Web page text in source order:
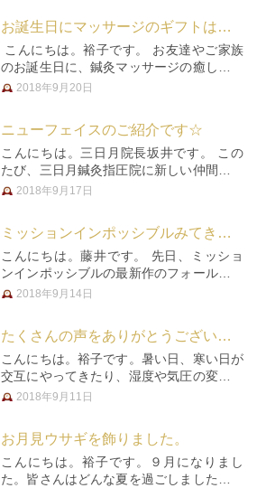
ている患者様からプレゼントして…
お誕生日にマッサージのギフトはいかがですか？
こんにちは。裕子です。 お友達やご家族
のお誕生日に、鍼灸マッサージの癒しをプ
レゼントしませんか？ 「お誕生日おめで
く心もほぐれる時間を、あなた…
2018年9月20日
ニューフェイスのご紹介です☆
こんにちは。三日月院長坂井です。 この
たび、三日月鍼灸指圧院に新しい仲間が加
わりましたのでご紹介します！鍼灸師とし
たママさん鍼灸師さんです。まだ…
2018年9月17日
ミッションインポッシブルみてきました！
こんにちは。藤井です。 先日、ミッショ
ンインポッシブルの最新作のフォールアウ
トを観てきました(`･ ω･´)ゞ 公開は8月頭
れは絶対混んでるでし…
2018年9月14日
たくさんの声をありがとうございます㉗
こんにちは。裕子です。暑い日、寒い日が
交互にやってきたり、湿度や気圧の変化が
激しかったり、、、季節の変化に体がつい
疲れやすい。 …
2018年9月11日
お月見ウサギを飾りました。
こんにちは。裕子です。９月になりまし
た。皆さんはどんな夏を過ごしましたか？